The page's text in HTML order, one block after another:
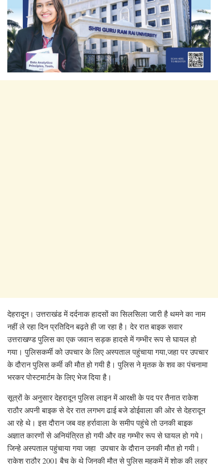
देहरादून। उत्तराखंड में दर्दनाक हादसों का सिलसिला जारी है थमने का नाम
नहीं ले रहा दिन प्रतिदिन बढ़ते ही जा रहा है। देर रात बाइक सवार
उत्तराखण्ड पुलिस का एक जवान सड़क हादसे में गम्भीर रूप से घायल हो
गया। पुलिसकर्मी को उपचार के लिए अस्पताल पहुंचाया गया,जहा पर उपचार
के दौरान पुलिस कर्मी की मौत हो गयी है। पुलिस ने मृतक के शव का पंचनामा
भरकर पोस्टमार्टम के लिए भेज दिया है।
सूत्रों के अनुसार देहरादून पुलिस लाइन में आरक्षी के पद पर तैनात राकेश
राठौर अपनी बाइक से देर रात लगभग ढाई बजे डोईवाला की ओर से देहरादून
आ रहे थे। इस दौरान जब वह हर्रावाला के समीप पहुंचे तो उनकी बाइक
अज्ञात कारणों से अनियंत्रित हो गयी और वह गम्भीर रूप से घायल हो गये।
जिन्हे अस्पताल पहुंचाया गया जहा उपचार के दौरान उनकी मौत हो गयी।
राकेश राठौर 2001 बैच के थे जिनकी मौत से पुलिस महकमें में शोक की लहर